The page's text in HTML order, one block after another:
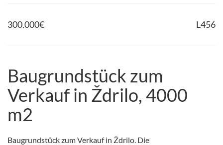
300.000€ L456
Baugrundstück zum
Verkauf in Ždrilo, 4000
m2
Baugrundstück zum Verkauf in Ždrilo. Die